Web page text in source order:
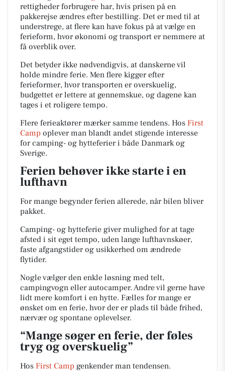
rettigheder forbrugere har, hvis prisen på en
pakkerejse ændres efter bestilling. Det er med til at
understrege, at flere kan have fokus på at vælge en
ferieform, hvor økonomi og transport er nemmere at
få overblik over.
Det betyder ikke nødvendigvis, at danskerne vil
holde mindre ferie. Men flere kigger efter
ferieformer, hvor transporten er overskuelig,
budgettet er lettere at gennemskue, og dagene kan
tages i et roligere tempo.
Flere ferieaktører mærker samme tendens. Hos First
Camp oplever man blandt andet stigende interesse
for camping- og hytteferier i både Danmark og
Sverige.
Ferien behøver ikke starte i en
lufthavn
For mange begynder ferien allerede, når bilen bliver
pakket.
Camping- og hytteferie giver mulighed for at tage
afsted i sit eget tempo, uden lange lufthavnskøer,
faste afgangstider og usikkerhed om ændrede
flytider.
Nogle vælger den enkle løsning med telt,
campingvogn eller autocamper. Andre vil gerne have
lidt mere komfort i en hytte. Fælles for mange er
ønsket om en ferie, hvor der er plads til både frihed,
nærvær og spontane oplevelser.
“Mange søger en ferie, der føles
tryg og overskuelig”
Hos First Camp genkender man tendensen.